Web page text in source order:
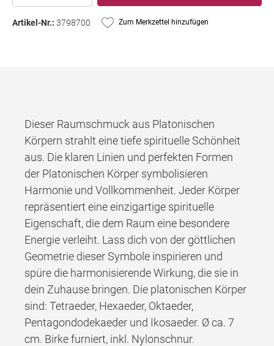
Artikel-Nr.: 3798700 Zum Merkzettel hinzufügen
Dieser Raumschmuck aus Platonischen
Körpern strahlt eine tiefe spirituelle Schönheit
aus. Die klaren Linien und perfekten Formen
der Platonischen Körper symbolisieren
Harmonie und Vollkommenheit. Jeder Körper
repräsentiert eine einzigartige spirituelle
Eigenschaft, die dem Raum eine besondere
Energie verleiht. Lass dich von der göttlichen
Geometrie dieser Symbole inspirieren und
spüre die harmonisierende Wirkung, die sie in
dein Zuhause bringen. Die platonischen Körper
sind: Tetraeder, Hexaeder, Oktaeder,
Pentagondodekaeder und Ikosaeder. Ø ca. 7
cm. Birke furniert, inkl. Nylonschnur.